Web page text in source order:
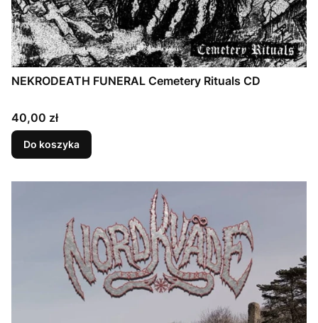
NEKRODEATH FUNERAL Cemetery Rituals CD
Cena
40,00 zł
Do koszyka